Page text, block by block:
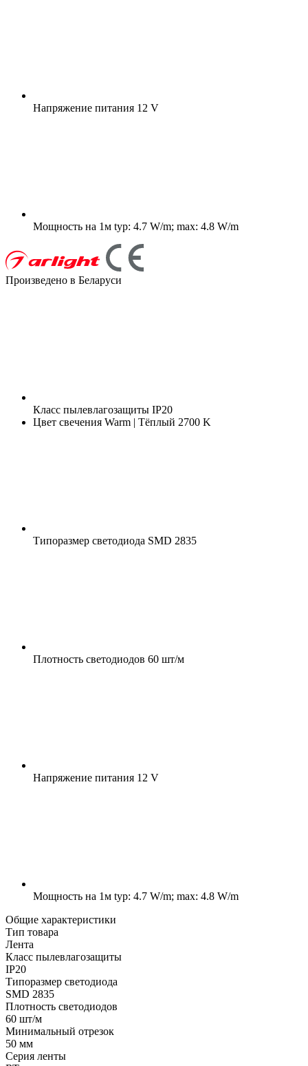
Напряжение питания 12 V
Мощность на 1м typ: 4.7 W/m; max: 4.8 W/m
Произведено в Беларуси
Класс пылевлагозащиты IP20
Цвет свечения Warm | Тёплый 2700 K
Типоразмер светодиода SMD 2835
Плотность светодиодов 60 шт/м
Напряжение питания 12 V
Мощность на 1м typ: 4.7 W/m; max: 4.8 W/m
Общие характеристики
Тип товара
Лента
Класс пылевлагозащиты
IP20
Типоразмер светодиода
SMD 2835
Плотность светодиодов
60 шт/м
Минимальный отрезок
50 мм
Серия ленты